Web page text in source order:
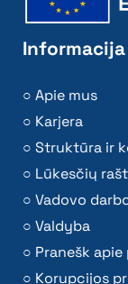
Informacija
Apie mus
Karjera
Struktūra ir
Lūkesčių
Vadovo
Valdyba
Pranešk
Korupcijos